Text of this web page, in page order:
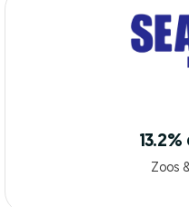
Zoos